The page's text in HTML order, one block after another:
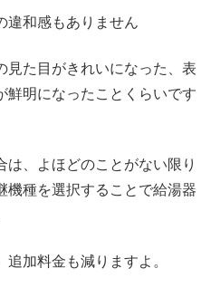
違和感もありません
見た目がきれいになった、表
鮮明になったことくらいです
は、よほどのことがない限り
機種を選択することで給湯器
加料金も減りますよ。